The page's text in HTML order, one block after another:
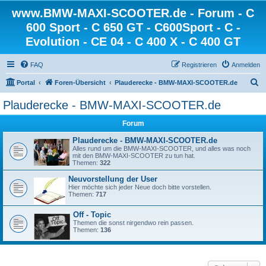
www.BMW-MAXI-SCOOTER.de - Forum - C
600 Sport - C 650 GT - C600Sport - C -
Evolution - CE 04 - C 400 X - C 400 GT
FAQ Anmelden
Registrieren
Portal Foren-Übersicht Plauderecke - BMW-MAXI-SCOOTER.de
Plauderecke - BMW-MAXI-SCOOTER.de
Forum
Plauderecke - BMW-MAXI-SCOOTER.de
Alles rund um die BMW-MAXI-SCOOTER, und alles was noch
mit den BMW-MAXI-SCOOTER zu tun hat.
Themen: 322
Neuvorstellung der User
Hier möchte sich jeder Neue doch bitte vorstellen.
Themen: 717
Off - Topic
Themen die sonst nirgendwo rein passen.
Themen: 136